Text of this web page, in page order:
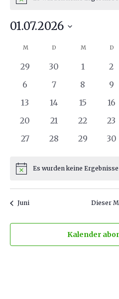
01.07.2026
wählen.
Kalender
von
Veranstaltungen
M MONTAGD DIENSTAG
MMITTWOCH
D
0
29
0
30
0
1
0
2
0
6
0
7
0
8
0
9
0
13
0
14
0
15
0
16
0
20
0
21
0
22
0
23
0
27
0
28
0
29
0
30
HinweisEs wurden keine
Juni Dieser
Kalender